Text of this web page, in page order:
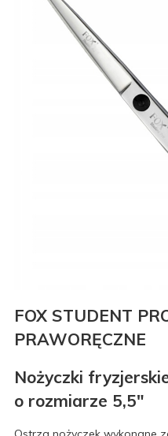
FOX STUDENT
PRAWORĘCZNE
Nożyczki
o rozmiarze 5,5"